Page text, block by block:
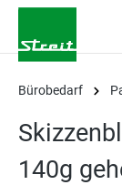
Bürobedarf
140g